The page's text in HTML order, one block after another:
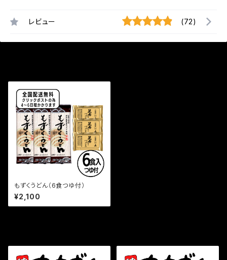
レビュー (72)
もずくうどん（6食つゆ付）
¥2,100